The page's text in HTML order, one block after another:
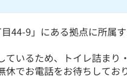
44-9」にある拠点に所属
いるため、トイレ詰まり
でお電話をお待ちしており